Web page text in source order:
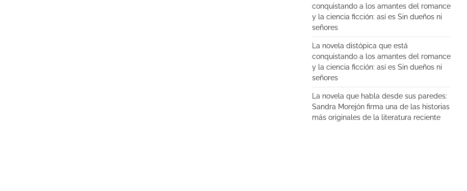
conquistando a los amantes del romance
y la ciencia ficción: así es Sin dueños ni
señores
La novela distópica que está
conquistando a los amantes del romance
y la ciencia ficción: así es Sin dueños ni
señores
La novela que habla desde sus paredes:
Sandra Morejón firma una de las historias
más originales de la literatura reciente